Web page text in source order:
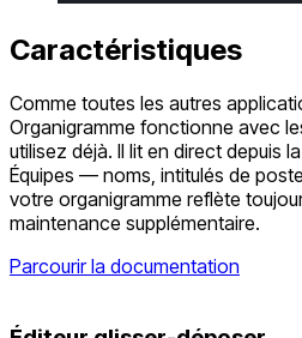
Caractéristiques
Comme toutes les autres
Organigramme fonctionne avec
utilisez déjà. Il lit en direct depuis
Équipes — noms, intitulés de
votre organigramme reflète
maintenance supplémentaire.
Parcourir la documentation